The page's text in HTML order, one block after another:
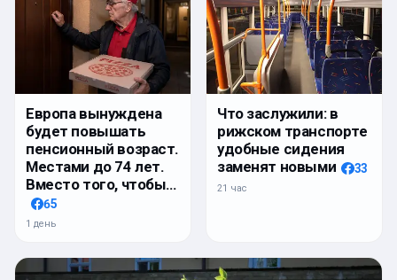
Европа вынуждена
будет повышать
пенсионный возраст.
Местами до 74 лет.
Вместо того, чтобы…
65
1 день
Что заслужили: в
рижском транспорте
удобные сидения
заменят новыми
33
21 час